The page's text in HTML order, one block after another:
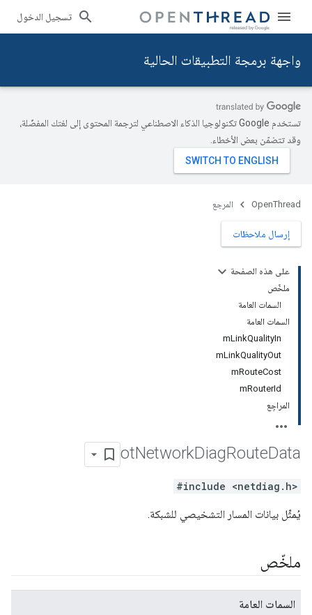
تسجيل الدخول
واجهة برمجة التطبيقات الحالية
تستخدم Google تكنولوجيا الذكاء الاصطناعي لترجمة المحتوى إلى لغتك المفضّلة،
وقد تتضمّن بعض الأخطاء.
OpenThread المرجع
إرسال ملاحظات
على هذه الصفحة
ملخّص
السمات العامة
السمات العامة
mLinkQualityIn
mLinkQualityOut
mRouteCost
mRouterId
المراجِع
otNetworkDiagRouteData
#include <netdiag.h>
يُمثِّل بيانات المسار التشخيصي للشبكة.
ملخّص
السمات العامة